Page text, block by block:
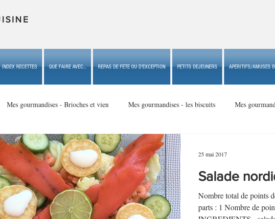
INDEX RECETTES QUE FAIRE AVEC... REPAS DE FETE OU D'EXCEPTION PETITS DEJEUNERS APERITIFS/AMUSES
Mes gourmandises - Brioches et vien Mes gourmandises - les biscuits Mes
- les gâteaux du b Mes gourmandises - made in USA
- plaisirs d'enfan Accompagnements Apéritifs/amuses bouches de fête ou
Salade
Nombre total de points
parts : 1 Nombre de
25 mai 2017